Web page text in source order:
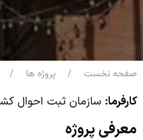
صفحه نخست پروژه ها
کارفرما: سازمان ثبت احوال
معرفی پروژه